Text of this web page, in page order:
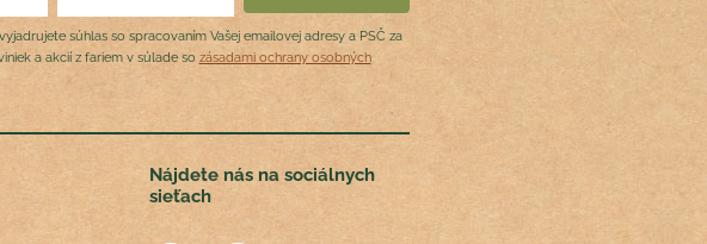
súhlas so spracovaním Vašej emailovej adresy a PSČ za
a akcií z fariem v súlade so zásadami ochrany osobných
Nájdete nás na sociálnych
sieťach